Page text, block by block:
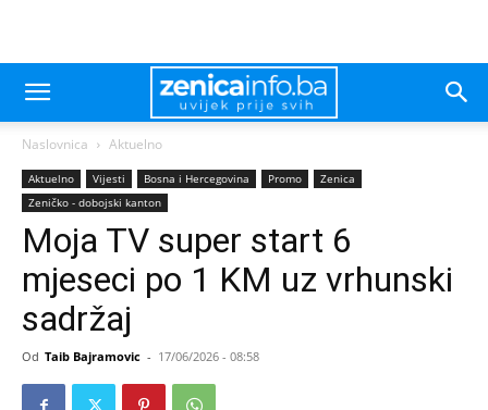
Naslovnica Aktuelno
Aktuelno Vijesti Bosna i Hercegovina Promo
Zenica
Zeničko - dobojski kanton
Moja TV super start 6
mjeseci po 1 KM uz vrhunski
sadržaj
Od Taib Bajramovic - 17/06/2026 - 08:58